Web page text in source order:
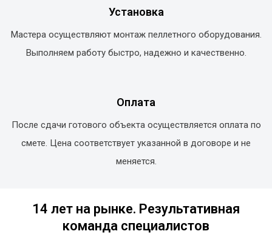
Установка
Мастера осуществляют монтаж пеллетного оборудования.
Выполняем работу быстро, надежно и качественно.
Оплата
После сдачи готового объекта осуществляется оплата по
смете. Цена соответствует указанной в договоре и не
меняется.
14 лет на рынке. Результативная
команда специалистов